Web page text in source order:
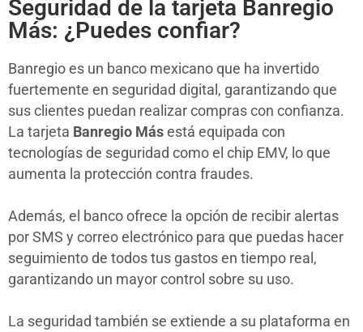
Seguridad de la tarjeta Banregio
Más: ¿Puedes confiar?
Banregio es un banco mexicano que ha invertido
fuertemente en seguridad digital, garantizando que
sus clientes puedan realizar compras con confianza.
La tarjeta Banregio Más está equipada con
tecnologías de seguridad como el chip EMV, lo que
aumenta la protección contra fraudes.
Además, el banco ofrece la opción de recibir alertas
por SMS y correo electrónico para que puedas hacer
seguimiento de todos tus gastos en tiempo real,
garantizando un mayor control sobre su uso.
La seguridad también se extiende a su plataforma en